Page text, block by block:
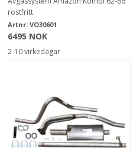
rostfritt
Artnr: VO30601
6495 NOK
2-10 virkedagar